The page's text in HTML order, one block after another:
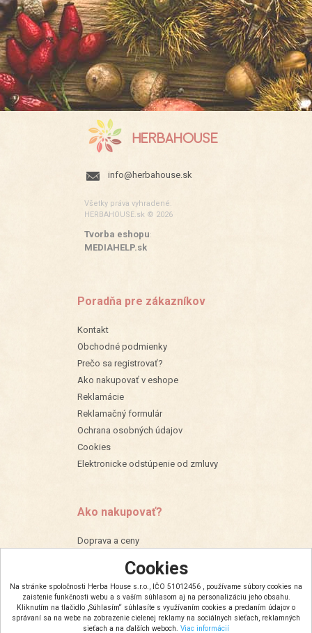
Cookies
Na stránke spoločnosti Herba House s.r.o., IČO 51012456 , používame súbory cookies na
zaistenie funkčnosti webu a s vaším súhlasom aj na personalizáciu jeho obsahu.
Kliknutím na tlačidlo „Súhlasím“ súhlasíte s využívaním cookies a predaním údajov o
správaní sa na webe na zobrazenie cielenej reklamy na sociálnych sieťach, reklamných
sieťach a na ďalších weboch. Viac informácií
info@herbahouse.sk
Všetky práva vyhradené.
HERBAHOUSE.sk © 2026
Tvorba eshopu:
MEDIAHELP.sk
Poradňa pre zákazníkov
Kontakt
Obchodné podmienky
Prečo sa registrovať?
Ako nakupovať v eshope
Reklamácie
Reklamačný formulár
Ochrana osobných údajov
Cookies
Elektronicke odstúpenie od zmluvy
Ako nakupovať?
Doprava a ceny
Množstevné zľavy